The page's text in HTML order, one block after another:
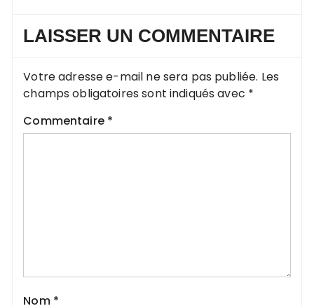
LAISSER UN COMMENTAIRE
Votre adresse e-mail ne sera pas publiée. Les
champs obligatoires sont indiqués avec *
Commentaire *
Nom *